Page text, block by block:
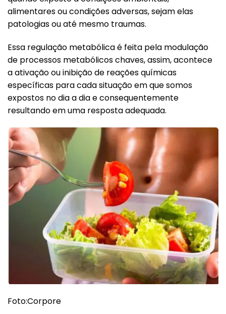
alimentares ou condições adversas, sejam elas
patologias ou até mesmo traumas.
Essa regulação metabólica é feita pela modulação
de processos metabólicos chaves, assim, acontece
a ativação ou inibição de reações químicas
específicas para cada situação em que somos
expostos no dia a dia e consequentemente
resultando em uma resposta adequada.
Foto:Corpore